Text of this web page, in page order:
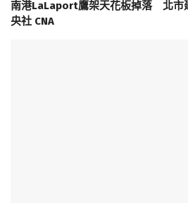
南港LaLaport鷹架天花板掉落 北市
央社 CNA